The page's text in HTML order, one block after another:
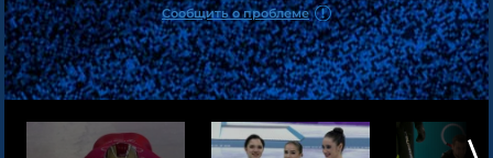
Сообщить о проблеме